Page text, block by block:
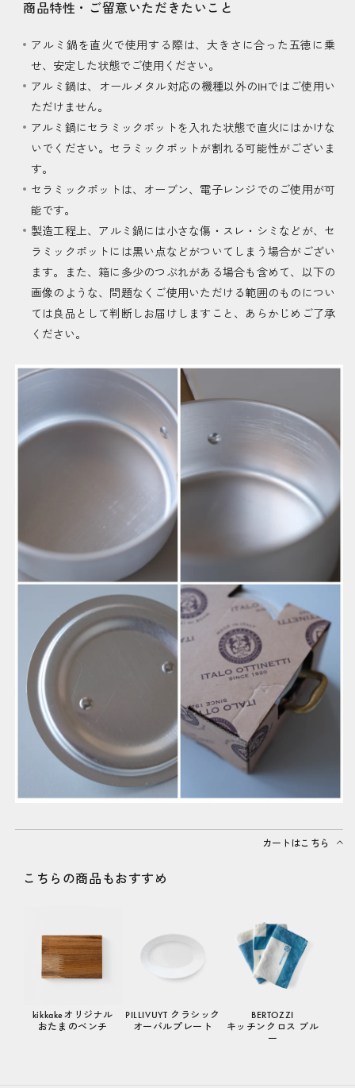
商品特性・ご留意いただきたいこと
アルミ鍋を直火で使用する際は、大きさに合った五徳に乗
せ、安定した状態でご使用ください。
アルミ鍋は、オールメタル対応の機種以外のIHではご使用い
ただけません。
アルミ鍋にセラミックポットを入れた状態で直火にはかけな
いでください。セラミックポットが割れる可能性がございま
す。
セラミックポットは、オーブン、電子レンジでのご使用が可
能です。
製造工程上、アルミ鍋には小さな傷・スレ・シミなどが、セ
ラミックポットには黒い点などがついてしまう場合がござい
ます。また、箱に多少のつぶれがある場合も含めて、以下の
画像のような、問題なくご使用いただける範囲のものについ
ては良品として判断しお届けしますこと、あらかじめご了承
ください。
カートはこちら
こちらの商品もおすすめ
kikkakeオリジナル
おたまのベンチ
PILLIVUYT クラシック
オーバルプレート
BERTOZZI
キッチンクロス ブル
ー